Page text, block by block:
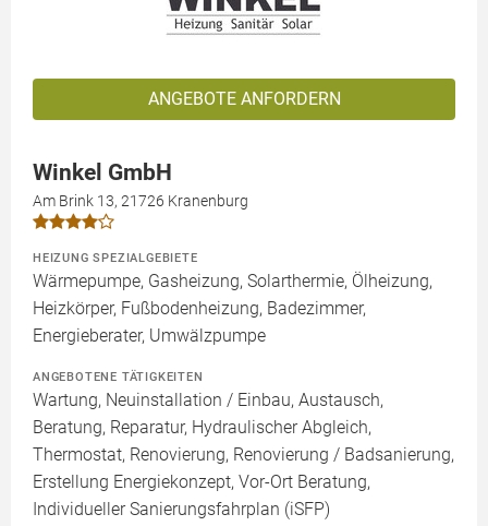
ANGEBOTE ANFORDERN
Winkel GmbH
Am Brink 13, 21726 Kranenburg
HEIZUNG SPEZIALGEBIETE
Wärmepumpe, Gasheizung, Solarthermie, Ölheizung,
Heizkörper, Fußbodenheizung, Badezimmer,
Energieberater, Umwälzpumpe
ANGEBOTENE TÄTIGKEITEN
Wartung, Neuinstallation / Einbau, Austausch,
Beratung, Reparatur, Hydraulischer Abgleich,
Thermostat, Renovierung, Renovierung / Badsanierung,
Erstellung Energiekonzept, Vor-Ort Beratung,
Individueller Sanierungsfahrplan (iSFP)